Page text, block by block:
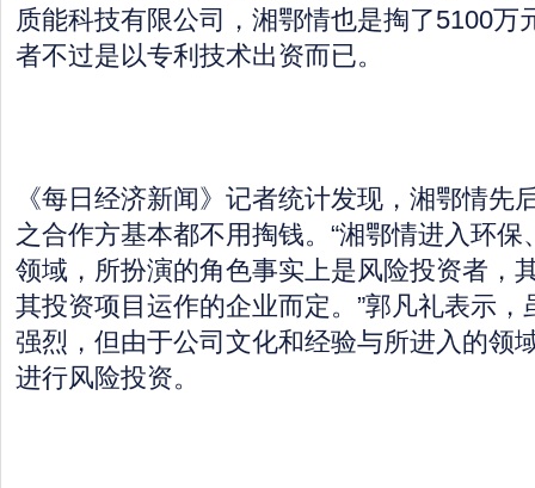
质能科技有限公司，湘鄂情也是掏了5100万
者不过是以专利技术出资而已。
《每日经济新闻》记者统计发现，湘鄂情先
之合作方基本都不用掏钱。“湘鄂情进入环
领域，所扮演的角色事实上是风险投资者，
其投资项目运作的企业而定。”郭凡礼表示
强烈，但由于公司文化和经验与所进入的领
进行风险投资。